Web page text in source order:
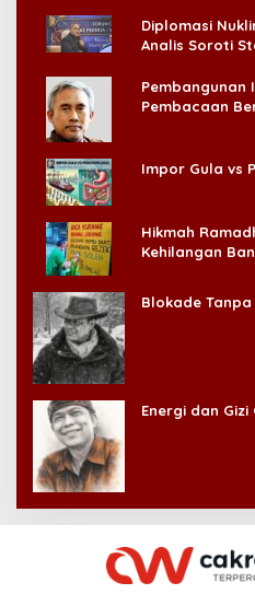
Diplomasi
Analis Soroti
Pembangunan
Pembacaan
Impor Gula vs
Hikmah
Kehilangan
Blokade
Energi dan Gizi